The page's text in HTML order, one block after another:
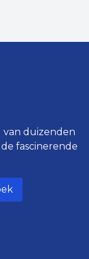
van duizenden
fascinerende